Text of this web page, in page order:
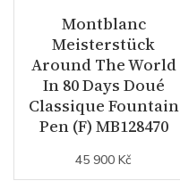
Montblanc
Meisterstück
Around The World
In 80 Days Doué
Classique Fountain
Pen (F) MB128470
45 900 Kč